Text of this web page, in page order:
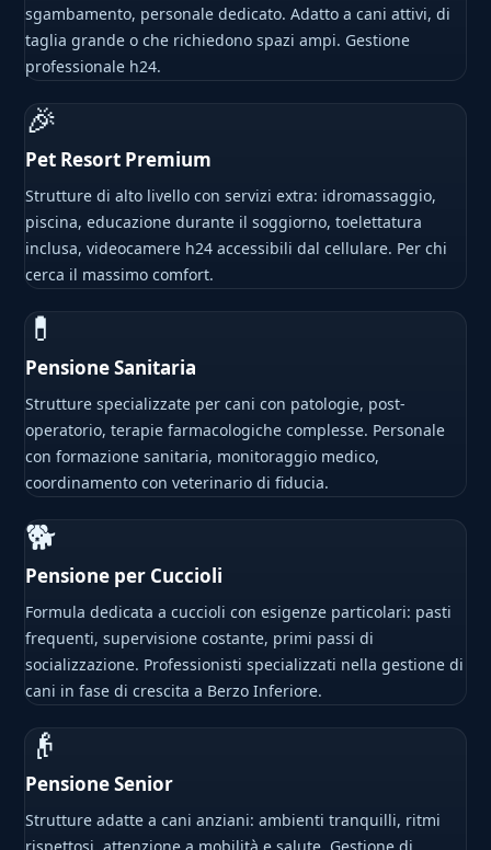
sgambamento, personale dedicato. Adatto a cani attivi, di
taglia grande o che richiedono spazi ampi. Gestione
professionale h24.
🎉
Pet Resort Premium
Strutture di alto livello con servizi extra: idromassaggio,
piscina, educazione durante il soggiorno, toelettatura
inclusa, videocamere h24 accessibili dal cellulare. Per chi
cerca il massimo comfort.
💊
Pensione Sanitaria
Strutture specializzate per cani con patologie, post-
operatorio, terapie farmacologiche complesse. Personale
con formazione sanitaria, monitoraggio medico,
coordinamento con veterinario di fiducia.
🐕
Pensione per Cuccioli
Formula dedicata a cuccioli con esigenze particolari: pasti
frequenti, supervisione costante, primi passi di
socializzazione. Professionisti specializzati nella gestione di
cani in fase di crescita a Berzo Inferiore.
👴
Pensione Senior
Strutture adatte a cani anziani: ambienti tranquilli, ritmi